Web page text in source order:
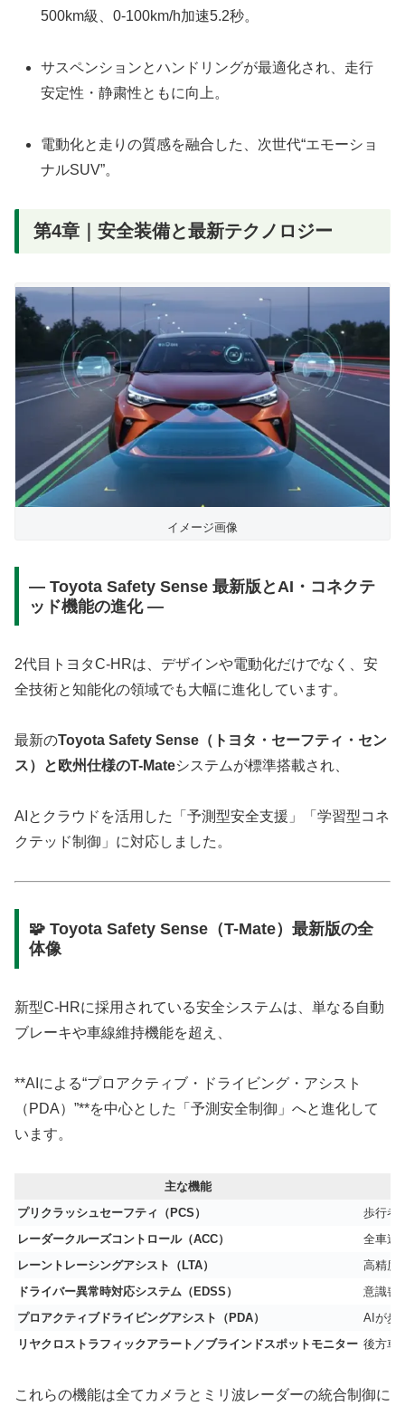
500km級、0-100km/h加速5.2秒。
サスペンションとハンドリングが最適化され、走行
安定性・静粛性ともに向上。
電動化と走りの質感を融合した、次世代“エモーショ
ナルSUV”。
第4章｜安全装備と最新テクノロジー
イメージ画像
― Toyota Safety Sense 最新版とAI・コネクテ
ッド機能の進化 ―
2代目トヨタC-HRは、デザインや電動化だけでなく、安
全技術と知能化の領域でも大幅に進化しています。
最新のToyota Safety Sense（トヨタ・セーフティ・セン
ス）と欧州仕様のT-Mateシステムが標準搭載され、
AIとクラウドを活用した「予測型安全支援」「学習型コネ
クテッド制御」に対応しました。
🧩 Toyota Safety Sense（T-Mate）最新版の全
体像
新型C-HRに採用されている安全システムは、単なる自動
ブレーキや車線維持機能を超え、
**AIによる“プロアクティブ・ドライビング・アシスト
（PDA）”**を中心とした「予測安全制御」へと進化して
います。
主な機能
プリクラッシュセーフティ（PCS）
歩行者
レーダークルーズコントロール（ACC）
全車速
レーントレーシングアシスト（LTA）
高精度
ドライバー異常時対応システム（EDSS）
意識喪
プロアクティブドライビングアシスト（PDA）
AIが歩
リヤクロストラフィックアラート／ブラインドスポットモニター 後方車
これらの機能は全てカメラとミリ波レーダーの統合制御に